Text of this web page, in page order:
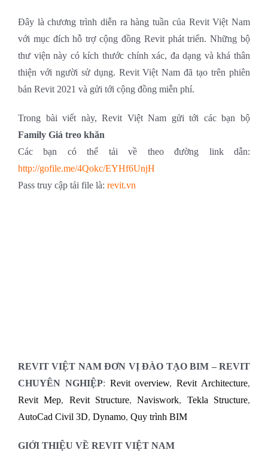
Đây là chương trình diễn ra hàng tuần của Revit Việt Nam
với mục đích hỗ trợ cộng đồng Revit phát triển. Những bộ
thư viện này có kích thước chính xác, đa dạng và khá thân
thiện với người sử dụng. Revit Việt Nam đã tạo trên phiên
bản Revit 2021 và gửi tới cộng đồng miễn phí.
Trong bài viết này, Revit Việt Nam gửi tới các bạn bộ
Family Giá treo khăn
Các bạn có thể tải về theo đường link dẫn:
http://gofile.me/4Qokc/EYHf6UnjH
Pass truy cập tải file là: revit.vn
REVIT VIỆT NAM ĐƠN VỊ ĐÀO TẠO BIM – REVIT
CHUYÊN NGHIỆP: Revit overview,Revit Architecture,
Revit Mep, Revit Structure,Naviswork, Tekla Structure,
AutoCad Civil 3D, Dynamo, Quy trình BIM
GIỚI THIỆU VỀ REVIT VIỆT NAM